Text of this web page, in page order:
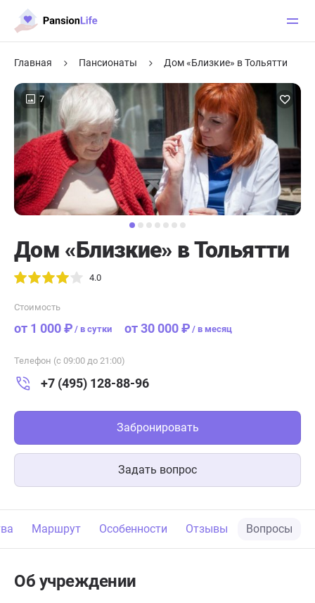
Главная Пансионаты Дом «Близкие» в Тольятти
7
Дом «Близкие» в Тольятти
4.0
Стоимость
от 1 000 ₽ / в сутки от 30 000 ₽ / в месяц
Телефон (с 09:00 до 21:00)
+7 (495) 128-88-96
Забронировать
Задать вопрос
Маршрут Особенности Отзывы Вопросы
Об учреждении